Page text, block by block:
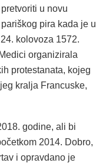
u novu
pira kada je u
kolovoza 1572.
organizirala
protestanata, kojeg
kralja Francuske,
godine, ali bi
2014. Dobro,
i opravdano je